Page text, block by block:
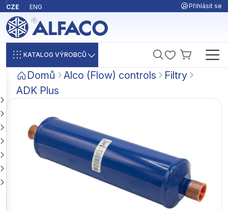
CZE ENG Přihlásit se
KATALOG VÝROBCŮ
Domů Alco (Flow) controls
Filtry
ADK Plus